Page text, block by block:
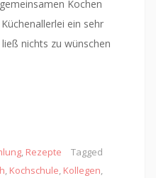
Kochen
ein sehr
nichts zu wünschen
, Rezepte
Tagged
, Kochschule, Kollegen,